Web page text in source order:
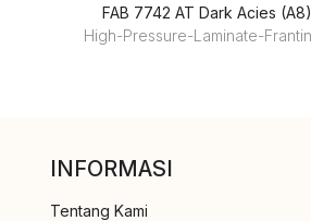
FAB 7742 AT Dark Acies (A8)
High-Pressure-Laminate-
INFORMASI
Tentang Kami